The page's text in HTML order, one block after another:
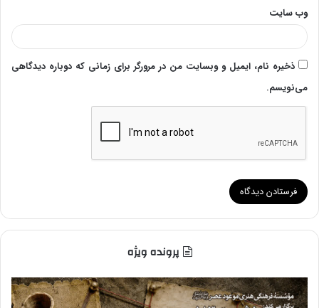
وب‌ سایت
ذخیره نام، ایمیل و وبسایت من در مرورگر برای زمانی که دوباره دیدگاهی
می‌نویسم.
پرونده ویژه